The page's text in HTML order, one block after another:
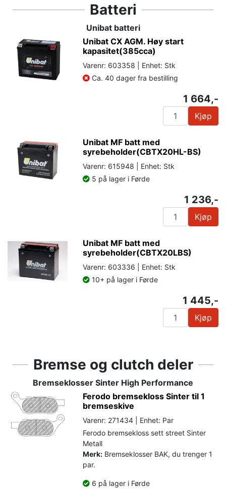
Batteri
Unibat batteri
Unibat CX AGM. Høy start
kapasitet(385cca)
Varenr: 603358 | Enhet: Stk
Ca. 40 dager fra bestilling
1 664,-
Kjøp
Unibat MF batt med
syrebeholder(CBTX20HL-BS)
Varenr: 615948 | Enhet: Stk
5 på lager i Førde
1 236,-
Kjøp
Unibat MF batt med
syrebeholder(CBTX20LBS)
Varenr: 603336 | Enhet: Stk
10+ på lager i Førde
1 445,-
Kjøp
Bremse og clutch deler
Bremseklosser Sinter High Performance
Ferodo bremsekloss Sinter til 1
bremseskive
Varenr: 271434 | Enhet: Par
Ferodo bremsekloss sett street Sinter
Metall
Merk: Bremseklosser BAK, du trenger 1
par.
6 på lager i Førde